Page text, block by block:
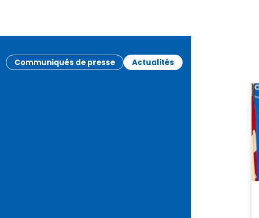
Communiqués de presse Actualités